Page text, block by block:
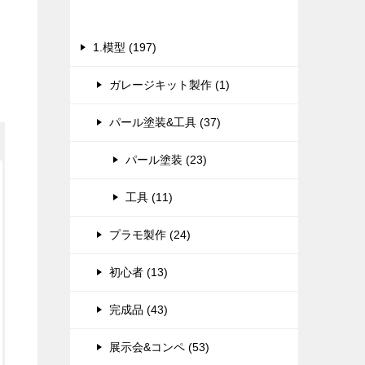
1.模型 (197)
ガレージキット製作 (1)
パール塗装&工具 (37)
パール塗装 (23)
工具 (11)
プラモ製作 (24)
初心者 (13)
完成品 (43)
展示会&コンペ (53)